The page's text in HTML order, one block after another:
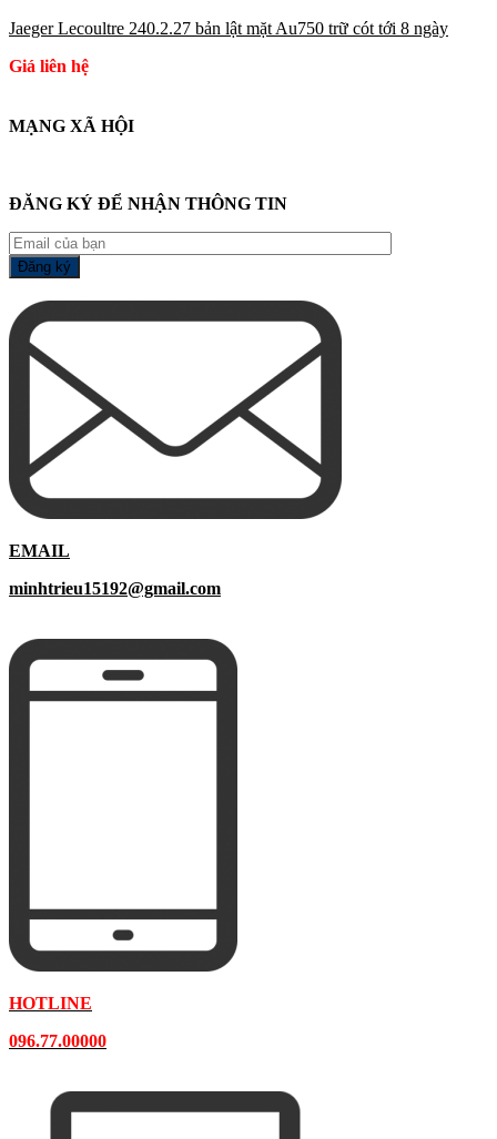
Jaeger Lecoultre 240.2.27 bản lật mặt Au750 trữ cót tới 8 ngày
Giá liên hệ
MẠNG XÃ HỘI
ĐĂNG KÝ ĐỂ NHẬN THÔNG TIN
EMAIL
minhtrieu15192@gmail.com
HOTLINE
096.77.00000